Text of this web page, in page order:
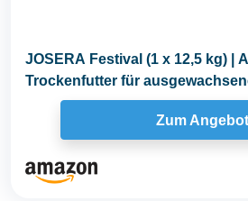
JOSERA Festival (1 x 12,5 kg) |
Trockenfutter für
Hunde...
Zum Angebot